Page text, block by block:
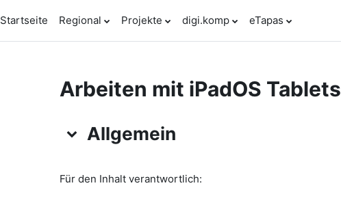
Startseite Regional Projekte digi.komp eTapas
Arbeiten mit iPadOS Tablets
Kursthemen
Allgemein
Für den Inhalt verantwortlich: